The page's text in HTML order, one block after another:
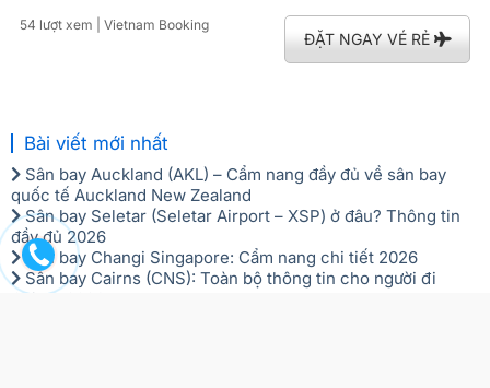
54 lượt xem | Vietnam Booking
ĐẶT NGAY VÉ RẺ
Bài viết mới nhất
Sân bay Auckland (AKL) – Cẩm nang đầy đủ về sân bay
quốc tế Auckland New Zealand
Sân bay Seletar (Seletar Airport – XSP) ở đâu? Thông tin
đầy đủ 2026
Sân bay Changi Singapore: Cẩm nang chi tiết 2026
Sân bay Cairns (CNS): Toàn bộ thông tin cho người đi
Cairns 2026